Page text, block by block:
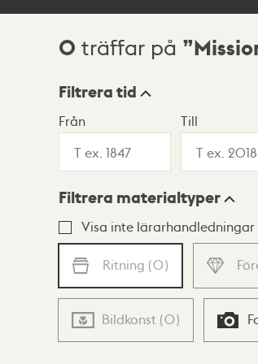
Sökresultat
0 träffar på
Visningsläge
Lista Karta
Filtrera tid
Från Till
Filtrera materialtyper
Visa inte lärarhandledningar
Ritning (0)
Bildkonst (0)